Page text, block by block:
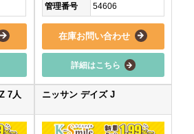
管理番号 54606
在庫お問い合わせ
詳細はこちら
7人 ニッサン デイズ J